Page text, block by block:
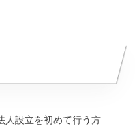
設立を初めて行う方